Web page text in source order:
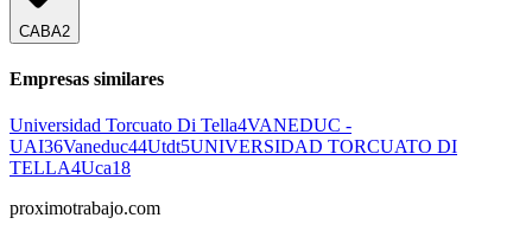
CABA2
Empresas similares
Universidad Torcuato Di Tella4VANEDUC -
UAI36Vaneduc44Utdt5UNIVERSIDAD TORCUATO DI
TELLA4Uca18
proximotrabajo.com